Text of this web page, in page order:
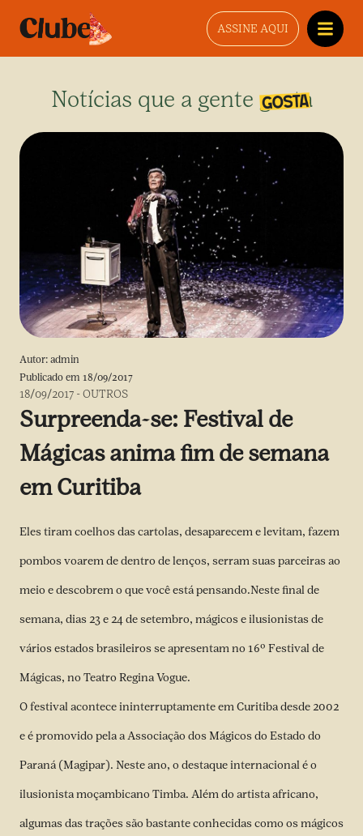
ASSINE AQUI
Notícias que a gente gosta
Autor: admin
Publicado em 18/09/2017
18/09/2017 -OUTROS
Surpreenda-se: Festival de
Mágicas anima fim de semana
em Curitiba
Eles tiram coelhos das cartolas, desaparecem e levitam, fazem
pombos voarem de dentro de lenços, serram suas parceiras ao
meio e descobrem o que você está pensando.Neste final de
semana, dias 23 e 24 de setembro, mágicos e ilusionistas de
vários estados brasileiros se apresentam no 16º Festival de
Mágicas, no Teatro Regina Vogue.
O festival acontece ininterruptamente em Curitiba desde 2002
e é promovido pela a Associação dos Mágicos do Estado do
Paraná (Magipar). Neste ano, o destaque internacional é o
ilusionista moçambicano Timba. Além do artista africano,
algumas das trações são bastante conhecidas como os mágicos